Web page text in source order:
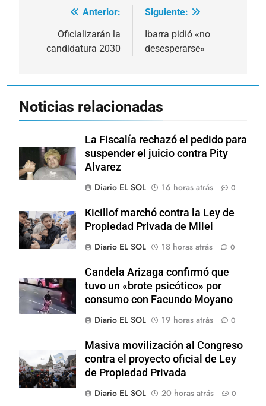
Navegación
Anterior:
Oficializarán la
candidatura 2030
Siguiente:
Ibarra pidió «no
desesperarse»
Noticias relacionadas
La Fiscalía rechazó el pedido para
suspender el juicio contra Pity
Alvarez
Diario EL SOL
16 horas atrás 0
Kicillof marchó contra la Ley de
Propiedad Privada de Milei
Diario EL SOL
18 horas atrás 0
Candela Arizaga confirmó que
tuvo un «brote psicótico» por
consumo con Facundo Moyano
Diario EL SOL
19 horas atrás 0
Masiva movilización al Congreso
contra el proyecto oficial de Ley
de Propiedad Privada
Diario EL SOL
20 horas atrás 0